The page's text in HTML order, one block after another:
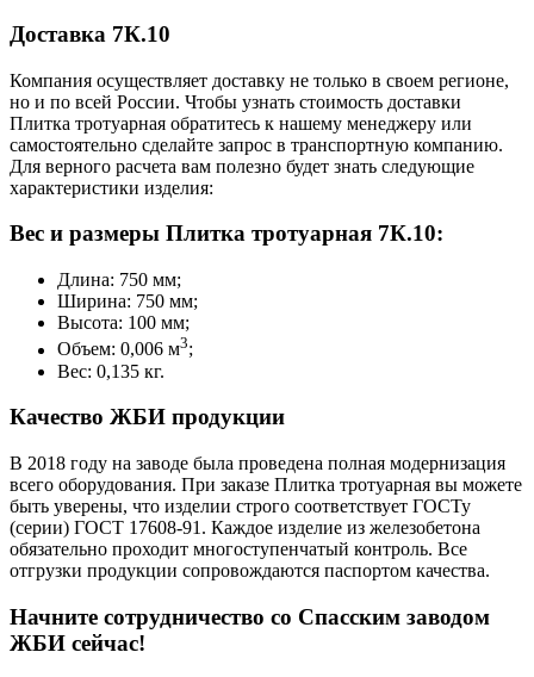
Доставка 7К.10
Компания осуществляет доставку не только в своем регионе,
но и по всей России. Чтобы узнать стоимость доставки
Плитка тротуарная обратитесь к нашему менеджеру или
самостоятельно сделайте запрос в транспортную компанию.
Для верного расчета вам полезно будет знать следующие
характеристики изделия:
Вес и размеры Плитка тротуарная 7К.10:
Длина: 750 мм;
Ширина: 750 мм;
Высота: 100 мм;
Объем: 0,006 м3;
Вес: 0,135 кг.
Качество ЖБИ продукции
В 2018 году на заводе была проведена полная модернизация
всего оборудования. При заказе Плитка тротуарная вы можете
быть уверены, что изделии строго соответствует ГОСТу
(серии) ГОСТ 17608-91. Каждое изделие из железобетона
обязательно проходит многоступенчатый контроль. Все
отгрузки продукции сопровождаются паспортом качества.
Начните сотрудничество со Cпасским заводом
ЖБИ сейчас!